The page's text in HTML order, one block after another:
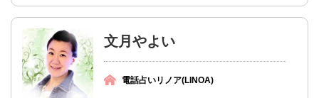
文月やよい
電話占いリノア(LINOA)